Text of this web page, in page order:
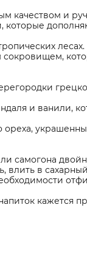
качеством и
которые
и ванили,
ореха,
самогона
влить в